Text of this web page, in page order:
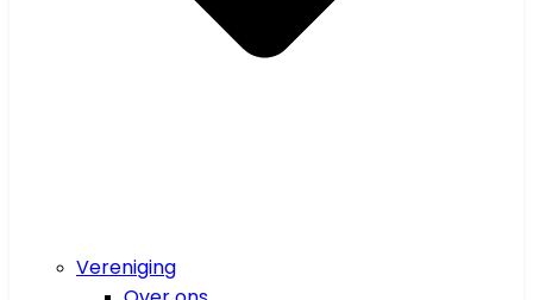
Vereniging